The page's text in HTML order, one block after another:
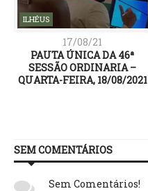
ILHÉUS
17/08/21
PAUTA ÚNICA DA 46ª
SESSÃO ORDINARIA –
QUARTA-FEIRA, 18/08/2021
SEM COMENTÁRIOS
Sem Comentários!